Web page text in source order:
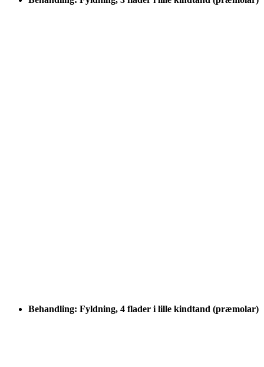
Behandling: Fyldning, 4 flader i lille kindtand (præmolar)